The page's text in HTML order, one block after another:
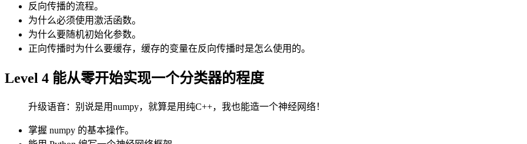
反向传播的流程。
为什么必须使用激活函数。
为什么要随机初始化参数。
正向传播时为什么要缓存，缓存的变量在反向传播时是怎么使用的。
Level 4 能从零开始实现一个分类器的程度
升级语音：别说是用numpy，就算是用纯C++，我也能造一个神经网络！
掌握 numpy 的基本操作。